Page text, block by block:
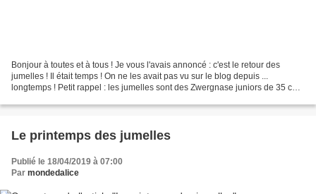
Bonjour à toutes et à tous ! Je vous l'avais annoncé : c'est le retour des
jumelles ! Il était temps ! On ne les avait pas vu sur le blog depuis ...
longtemps ! Petit rappel : les jumelles sont des Zwergnase juniors de 35 cm.
Le printemps des jumelles
Publié le 18/04/2019 à 07:00
Par mondedalice